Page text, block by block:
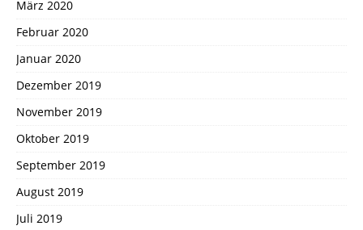
März 2020
Februar 2020
Januar 2020
Dezember 2019
November 2019
Oktober 2019
September 2019
August 2019
Juli 2019